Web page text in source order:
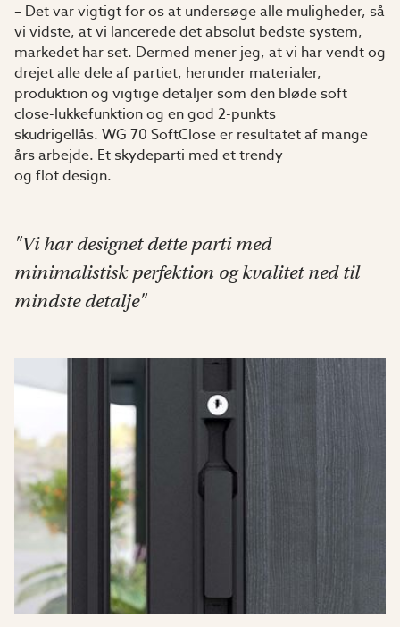
– Det var vigtigt for os at undersøge alle muligheder, så
vi vidste, at vi lancerede det absolut bedste system,
markedet har set. Dermed mener jeg, at vi har vendt og
drejet alle dele af partiet, herunder materialer,
produktion og vigtige detaljer som den bløde soft
close-lukkefunktion og en god 2-punkts
skudrigellås. WG 70 SoftClose er resultatet af mange
års arbejde. Et skydeparti med et trendy
og flot design.
"Vi har designet dette parti med
minimalistisk perfektion og kvalitet ned til
mindste detalje"